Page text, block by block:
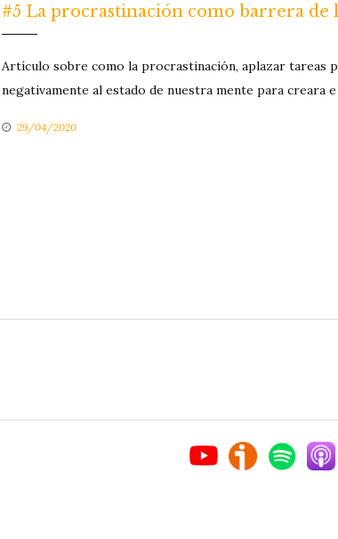
#5 La procrastinación como barrera de
Artículo sobre como la procrastinación, aplazar tareas
negativamente al estado de nuestra mente para creara
29/04/2020